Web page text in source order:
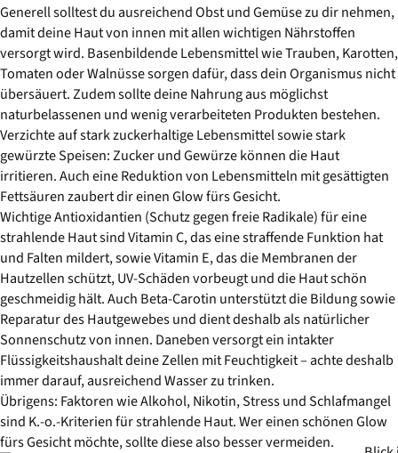
Generell solltest du ausreichend Obst und Gemüse zu dir nehmen,
damit deine Haut von innen mit allen wichtigen Nährstoffen
versorgt wird. Basenbildende Lebensmittel wie Trauben, Karotten,
Tomaten oder Walnüsse sorgen dafür, dass dein Organismus nicht
übersäuert. Zudem sollte deine Nahrung aus möglichst
naturbelassenen und wenig verarbeiteten Produkten bestehen.
Verzichte auf stark zuckerhaltige Lebensmittel sowie stark
gewürzte Speisen: Zucker und Gewürze können die Haut
irritieren. Auch eine Reduktion von Lebensmitteln mit gesättigten
Fettsäuren zaubert dir einen Glow fürs Gesicht.
Wichtige Antioxidantien (Schutz gegen freie Radikale) für eine
strahlende Haut sind Vitamin C, das eine straffende Funktion hat
und Falten mildert, sowie Vitamin E, das die Membranen der
Hautzellen schützt, UV-Schäden vorbeugt und die Haut schön
geschmeidig hält. Auch Beta-Carotin unterstützt die Bildung sowie
Reparatur des Hautgewebes und dient deshalb als natürlicher
Sonnenschutz von innen. Daneben versorgt ein intakter
Flüssigkeitshaushalt deine Zellen mit Feuchtigkeit – achte deshalb
immer darauf, ausreichend Wasser zu trinken.
Übrigens: Faktoren wie Alkohol, Nikotin, Stress und Schlafmangel
sind K.-o.-Kriterien für strahlende Haut. Wer einen schönen Glow
fürs Gesicht möchte, sollte diese also besser vermeiden.